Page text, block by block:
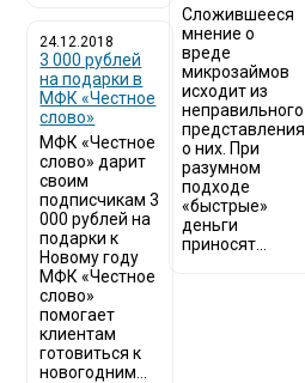
24.12.2018
3 000 рублей
на подарки в
МФК «Честное
слово»
МФК «Честное
слово» дарит
своим
подписчикам 3
000 рублей на
подарки к
Новому году
МФК «Честное
слово»
помогает
клиентам
готовиться к
новогодним...
Сложившееся
мнение о
вреде
микрозаймов
исходит из
неправильного
представления
о них. При
разумном
подходе
«быстрые»
деньги
приносят...